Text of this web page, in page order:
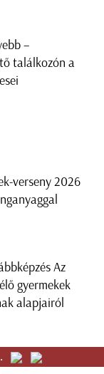
–
találkozón a
verseny 2026
Az
gyermekek
alapjairól